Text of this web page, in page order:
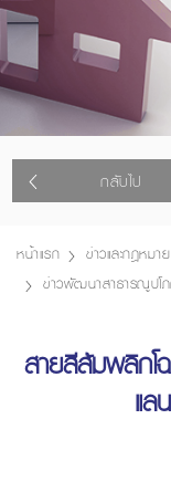
กลับไป
หน้าแรก ข่าวและกฎหม
ข่าวพัฒนาสาธารณูปโ
สายสีส้มพลิกโ
แล